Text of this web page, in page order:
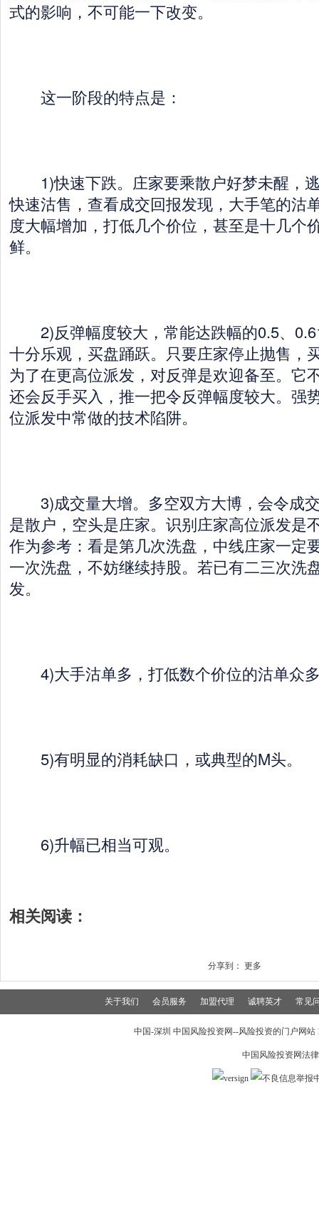
式的影响，不可能一下改变。
这一阶段的特点是：
1)快速下跌。庄家要乘散户好梦未醒，
快速沽售，查看成交回报发现，大手笔的沽
度大幅增加，打低几个价位，甚至是十几个
鲜。
2)反弹幅度较大，常能达跌幅的0.5、
十分乐观，买盘踊跃。只要庄家停止抛售，
为了在更高位派发，对反弹是欢迎备至。它
还会反手买入，推一把令反弹幅度较大。强
位派发中常做的技术陷阱。
3)成交量大增。多空双方大博，会令成
是散户，空头是庄家。识别庄家高位派发是
作为参考：看是第几次洗盘，中线庄家一定
一次洗盘，不妨继续持股。若已有二三次洗
发。
4)大手沽单多，打低数个价位的沽单众
5)有明显的消耗缺口，或典型的M头。
6)升幅已相当可观。
相关阅读：
分享到： 更多
关于我们 会员服务 加盟代理 诚聘英才 常见
中国-深圳 中国风险投资网--风险投资的门户网
中国风险投资网法